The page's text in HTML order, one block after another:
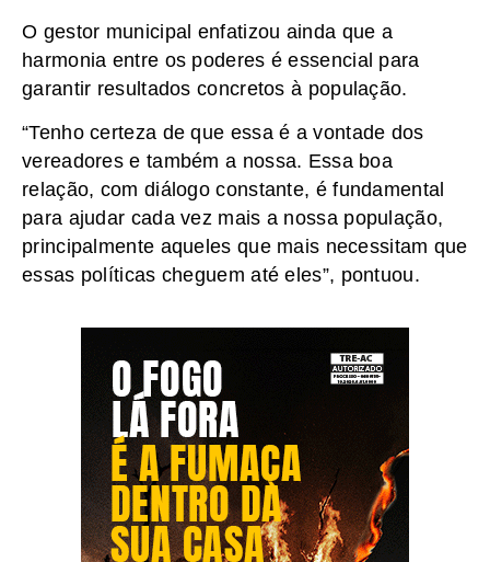
O gestor municipal enfatizou ainda que a
harmonia entre os poderes é essencial para
garantir resultados concretos à população.
“Tenho certeza de que essa é a vontade dos
vereadores e também a nossa. Essa boa
relação, com diálogo constante, é fundamental
para ajudar cada vez mais a nossa população,
principalmente aqueles que mais necessitam que
essas políticas cheguem até eles”, pontuou.